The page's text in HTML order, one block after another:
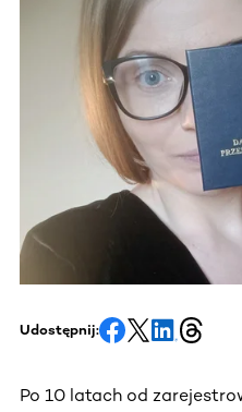
Udostępnij:
Po 10 latach od